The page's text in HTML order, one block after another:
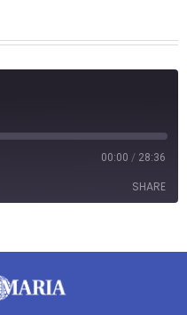
00:00 / 28:36
SHARE